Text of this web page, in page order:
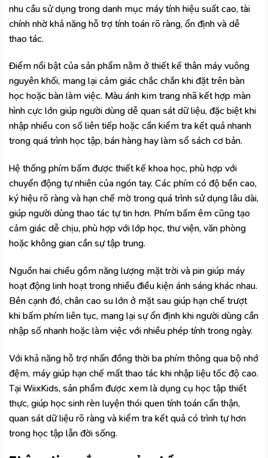
nhu cầu sử dụng trong danh mục máy tính hiệu suất cao, tài
chínhnhờ khả năng hỗ trợ tính toán rõ ràng, ổn định và dễ
thao tác.
Điểm nổi bật của sản phẩm nằm ở thiết kế thân máy vuông
nguyên khối, mang lại cảm giác chắc chắn khi đặt trên bàn
học hoặc bàn làm việc. Màu ánh kim trang nhã kết hợp màn
hình cực lớn giúp người dùng dễ quan sát dữ liệu, đặc biệt khi
nhập nhiều con số liên tiếp hoặc cần kiểm tra kết quả nhanh
trong quá trình học tập, bán hàng hay làm sổ sách cơ bản.
Hệ thống phím bấm được thiết kế khoa học, phù hợp với
chuyển động tự nhiên của ngón tay. Các phím có độ bền cao,
ký hiệu rõ ràng và hạn chế mờ trong quá trình sử dụng lâu dài,
giúp người dùng thao tác tự tin hơn. Phím bấm êm cũng tạo
cảm giác dễ chịu, phù hợp với lớp học, thư viện, văn phòng
hoặc không gian cần sự tập trung.
Nguồn hai chiều gồm năng lượng mặt trời và pin giúp máy
hoạt động linh hoạt trong nhiều điều kiện ánh sáng khác nhau.
Bên cạnh đó, chân cao su lớn ở mặt sau giúp hạn chế trượt
khi bấm phím liên tục, mang lại sự ổn định khi người dùng cần
nhập số nhanh hoặc làm việc với nhiều phép tính trong ngày.
Với khả năng hỗ trợ nhấn đồng thời ba phím thông qua bộ nhớ
đệm, máy giúp hạn chế mất thao tác khi nhập liệu tốc độ cao.
Tại WiixKids, sản phẩm được xem là dụng cụ học tập thiết
thực, giúp học sinh rèn luyện thói quen tính toán cẩn thận,
quan sát dữ liệu rõ ràng và kiểm tra kết quả có trình tự hơn
trong học tập lẫn đời sống.